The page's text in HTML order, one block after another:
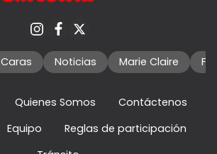
Caras Noticias Marie Claire
Quienes Somos
Contáctenos
Equipo
Reglas de participación